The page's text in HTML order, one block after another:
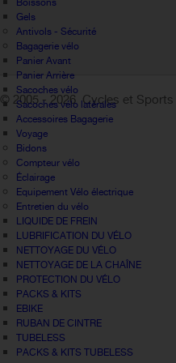
Boissons
Gels
Antivols - Sécurité
Bagagerie vélo
Panier Avant
Panier Arrière
Sacoches vélo
Sacoches vélo latérales
Accessoires Bagagerie
Voyage
Bidons
Compteur vélo
Éclairage
Equipement Vélo électrique
Entretien du vélo
LIQUIDE DE FREIN
LUBRIFICATION DU VÉLO
NETTOYAGE DU VÉLO
NETTOYAGE DE LA CHAÎNE
PROTECTION DU VÉLO
PACKS & KITS
EBIKE
RUBAN DE CINTRE
TUBELESS
PACKS & KITS TUBELESS
© 2005 - 2026 Cycles et Sports |